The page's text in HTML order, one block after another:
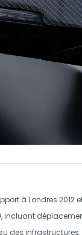
à Londres 2012
incluant
des infrastructures.